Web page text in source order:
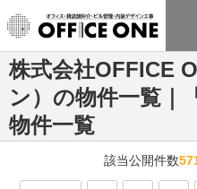
株式会社OFFICE
ン）の物件一覧｜
物件一覧
該当公開件数